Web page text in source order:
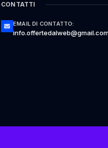
CONTATTI
EMAIL DI CONTATTO: